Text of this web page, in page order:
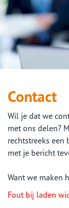
Contact
Wil je dat we
met ons delen?
rechtstreeks een
met je bericht
Want we maken
Fout bij laden